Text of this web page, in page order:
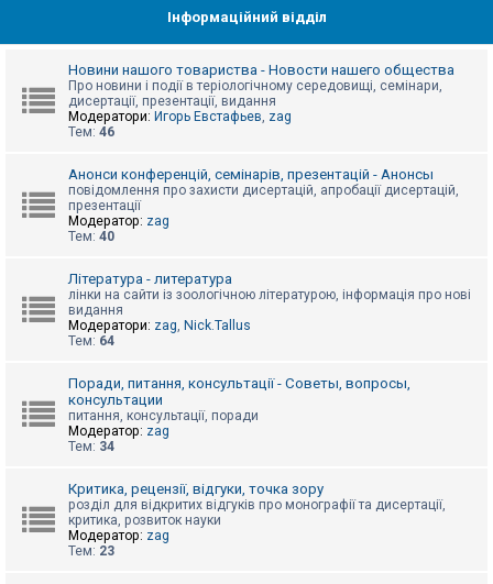
и
т
П
м
о
г
Інформаційний відділ
Новини нашого товариства - Новости нашего общества
Про новини і події в теріологічному середовищі, семінари,
дисертації, презентації, видання
Модератори: Игорь Евстафьев, zag
Тем: 46
Анонси конференцій, семінарів, презентацій - Анонсы
повідомлення про захисти дисертацій, апробації дисертацій,
презентації
Модератор: zag
Тем: 40
Література - литература
лінки на сайти із зоологічною літературою, інформація про нові
видання
Модератори: zag, Nick.Tallus
Тем: 64
Поради, питання, консультації - Советы, вопросы,
консультации
питання, консультації, поради
Модератор: zag
Тем: 34
Критика, рецензії, відгуки, точка зору
розділ для відкритих відгуків про монографії та дисертації,
критика, розвиток науки
Модератор: zag
Тем: 23